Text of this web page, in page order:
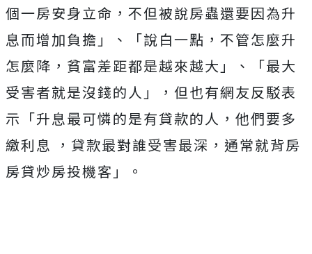
個一房安身立命，不但被說房蟲還要因為升
息而增加負擔」、「說白一點，不管怎麼升
怎麼降，貧富差距都是越來越大」、
「最大
受害者就是沒錢的人」，但也有網友反駁表
示「升息最可憐的是有貸款的人，他們要多
繳利息 ，貸款最對誰受害最深，通常就背房
房貸炒房投機客」。